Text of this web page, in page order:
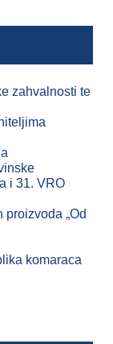
zahvalnosti te
i 31. VRO
„Od
komaraca